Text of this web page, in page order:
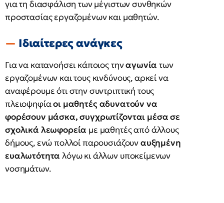
για τη διασφάλιση των μέγιστων συνθηκών
προστασίας εργαζομένων και μαθητών.
Ιδιαίτερες ανάγκες
Για να κατανοήσει κάποιος τηναγωνίατων
εργαζομένων και τους κινδύνους, αρκεί να
αναφέρουμε ότι στην συντριπτική τους
πλειοψηφίαοι μαθητέςαδυνατούν να
φορέσουν μάσκα, συγχρωτίζονται μέσα σε
σχολικά λεωφορεία με μαθητές από άλλους
δήμους, ενώ πολλοί παρουσιάζουναυξημένη
ευαλωτότητα λόγω κι άλλων υποκείμενων
νοσημάτων.